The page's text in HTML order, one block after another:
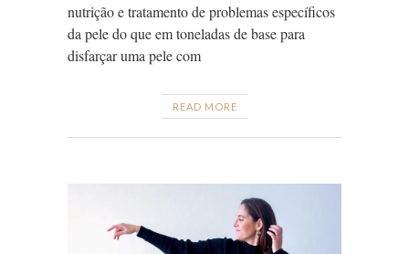
nutrição e tratamento de problemas específicos
da pele do que em toneladas de base para
disfarçar uma pele com
READ MORE